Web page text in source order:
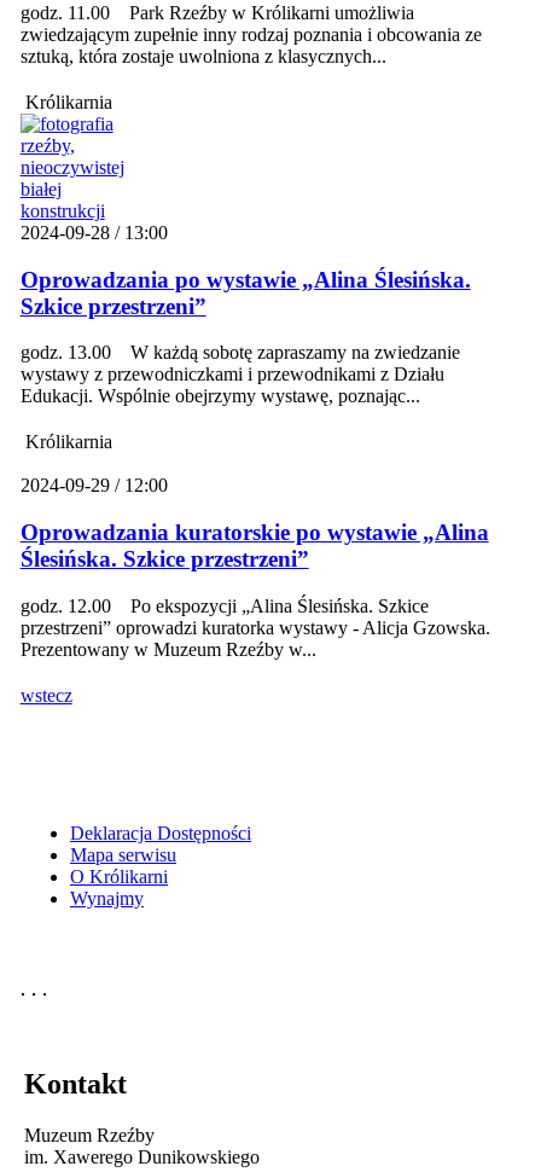
godz. 11.00 Park Rzeźby w Królikarni umożliwia
zwiedzającym zupełnie inny rodzaj poznania i obcowania ze
sztuką, która zostaje uwolniona z klasycznych...
Królikarnia
2024-09-28 / 13:00
Oprowadzania po wystawie „Alina Ślesińska.
Szkice przestrzeni”
godz. 13.00 W każdą sobotę zapraszamy na zwiedzanie
wystawy z przewodniczkami i przewodnikami z Działu
Edukacji. Wspólnie obejrzymy wystawę, poznając...
Królikarnia
2024-09-29 / 12:00
Oprowadzania kuratorskie po wystawie „Alina
Ślesińska. Szkice przestrzeni”
godz. 12.00 Po ekspozycji „Alina Ślesińska. Szkice
przestrzeni” oprowadzi kuratorka wystawy - Alicja Gzowska.
Prezentowany w Muzeum Rzeźby w...
wstecz
Deklaracja Dostępności
Mapa serwisu
O Królikarni
Wynajmy
Kontakt
Muzeum Rzeźby
im. Xawerego Dunikowskiego